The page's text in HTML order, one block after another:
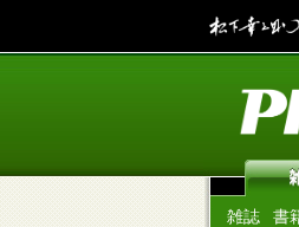
雑誌 書